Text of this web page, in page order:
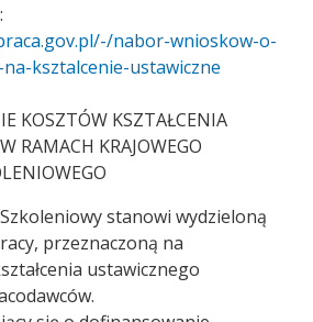
nabor-wnioskow-o-
ksztalcenie-ustawiczne
KOSZTÓW KSZTAŁCENIA
RAMACH KRAJOWEGO
stanowi wydzieloną
przeznaczoną na
ustawicznego